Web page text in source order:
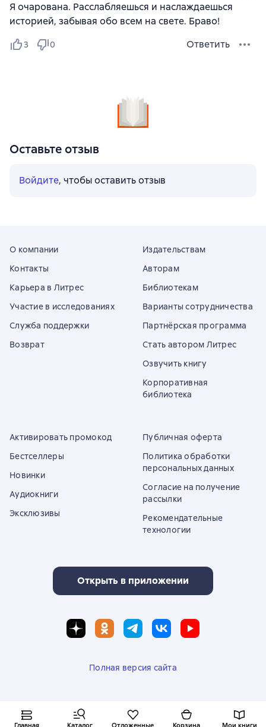
Главная Каталог Отложенные Корзина Мои книги
Я очарована. Расслабляешься и наслаждаешься
историей, забывая обо всем на свете. Браво!
3 0 Ответить
Оставьте отзыв
Войдите, чтобы оставить отзыв
О компании
Контакты
Карьера в Литрес
Участие в исследованиях
Служба поддержки
Возврат
Издательствам
Авторам
Библиотекам
Варианты сотрудничества
Партнёрская программа
Стать автором Литрес
Озвучить книгу
Корпоративная
библиотека
Активировать промокод
Бестселлеры
Новинки
Аудиокниги
Эксклюзивы
Публичная оферта
Политика обработки
персональных данных
Согласие на получение
рассылки
Рекомендательные
технологии
Открыть в приложении
Полная версия сайта